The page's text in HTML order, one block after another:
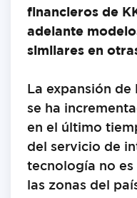
financieros de
adelante
similares en
La expansión
se ha
en el último
del servicio de
tecnología no es
las zonas del